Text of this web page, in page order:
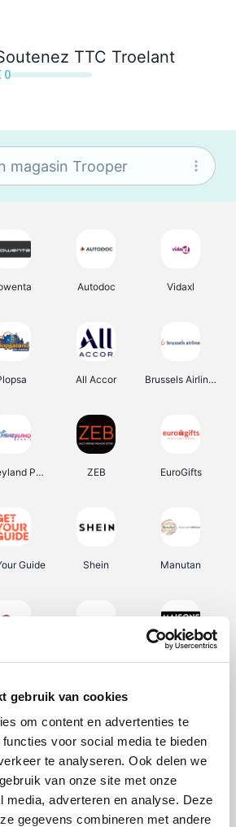
gebruik van cookies
om content en advertenties te
voor social media te bieden
te analyseren. Ook delen we
van onze site met onze
media, adverteren en analyse. Deze
gegevens combineren met andere
TTC Troelant
0
Autodoc Vidaxl
All Accor Brussels Airlines
Disneyland Paris ZEB EuroGifts
Guide Shein Manutan